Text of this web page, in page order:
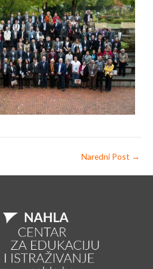
Naredni Post →